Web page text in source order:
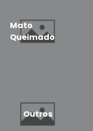
Mato
Queimado
Outros